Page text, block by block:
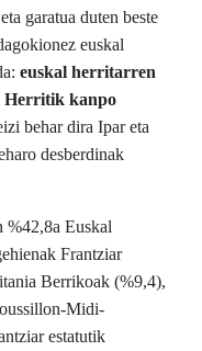
garatua duten beste
euskal
euskal herritarren
Herritik kanpo
behar dira Ipar eta
desberdinak
%42,8a Euskal
Frantziar
Berrikoak (%9,4),
Midi-
estatutik